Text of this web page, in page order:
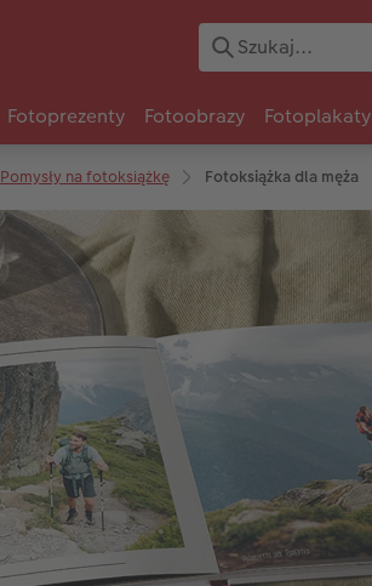
Fotoprezenty Fotoobrazy Fotoplakaty
Pomysły na fotoksiążkę Fotoksiążka dla męża